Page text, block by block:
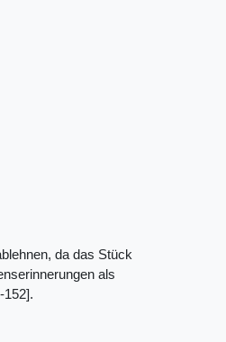
da das Stück
als
152].